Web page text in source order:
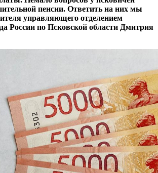
пенсии. Ответить на них мы
управляющего отделением
России по Псковской области Дмитрия